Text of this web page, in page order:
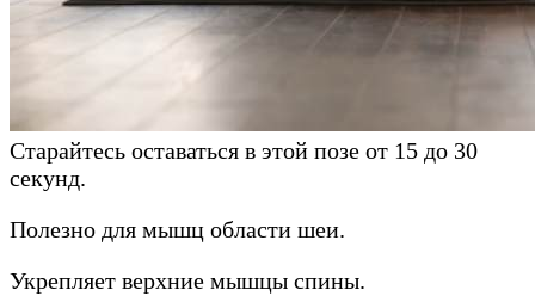
Старайтесь оставаться в этой позе от 15 до 30
секунд.
Полезно для мышц области шеи.
Укрепляет верхние мышцы спины.